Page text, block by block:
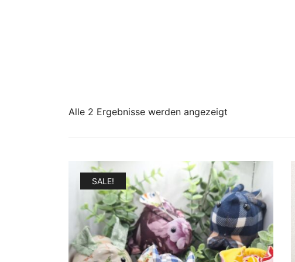
Alle 2 Ergebnisse werden angezeigt
SALE!